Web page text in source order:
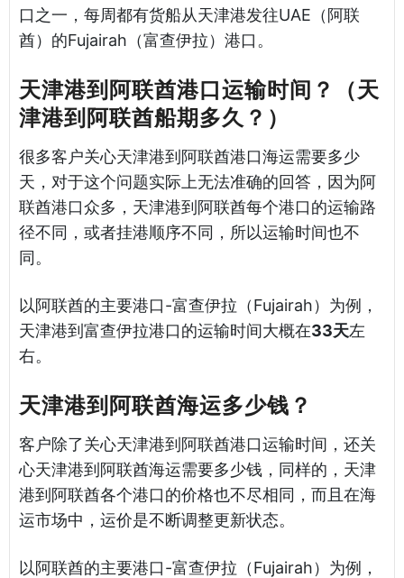
口之一，每周都有货船从天津港发往UAE（阿联
酋）的Fujairah（富查伊拉）港口。
天津港到阿联酋港口运输时间？（天
津港到阿联酋船期多久？）
很多客户关心天津港到阿联酋港口海运需要多少
天，对于这个问题实际上无法准确的回答，因为阿
联酋港口众多，天津港到阿联酋每个港口的运输路
径不同，或者挂港顺序不同，所以运输时间也不
同。
以阿联酋的主要港口-富查伊拉（Fujairah）为例，
天津港到富查伊拉港口的运输时间大概在33天左
右。
天津港到阿联酋海运多少钱？
客户除了关心天津港到阿联酋港口运输时间，还关
心天津港到阿联酋海运需要多少钱，同样的，天津
港到阿联酋各个港口的价格也不尽相同，而且在海
运市场中，运价是不断调整更新状态。
以阿联酋的主要港口-富查伊拉（Fujairah）为例，